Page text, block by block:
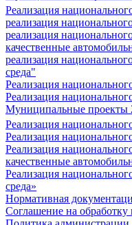
Реализация
реализация
реализация
качественные
реализация
среда"
Реализация
Реализация
Муниципальные проекты
Реализация
Реализация
Реализация
качественные
Реализация
среда»
Нормативная
Соглашение на